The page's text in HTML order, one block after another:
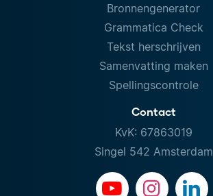
Bronnengenerator
Grammatica Check
Tekst herschrijven
Samenvatting maken
Spellingscontrole
Contact
KvK: 67863019
Singel 542 Amsterdam